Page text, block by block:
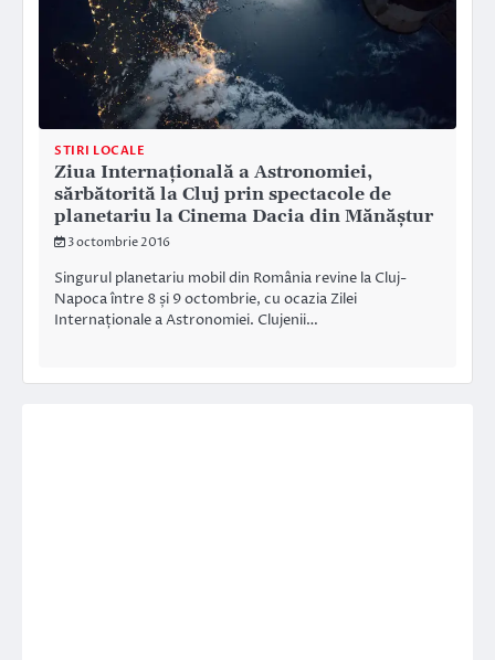
STIRI LOCALE
Ziua Internațională a Astronomiei,
sărbătorită la Cluj prin spectacole de
planetariu la Cinema Dacia din Mănăștur
3 octombrie 2016
Singurul planetariu mobil din România revine la Cluj-
Napoca între 8 și 9 octombrie, cu ocazia Zilei
Internaționale a Astronomiei. Clujenii…